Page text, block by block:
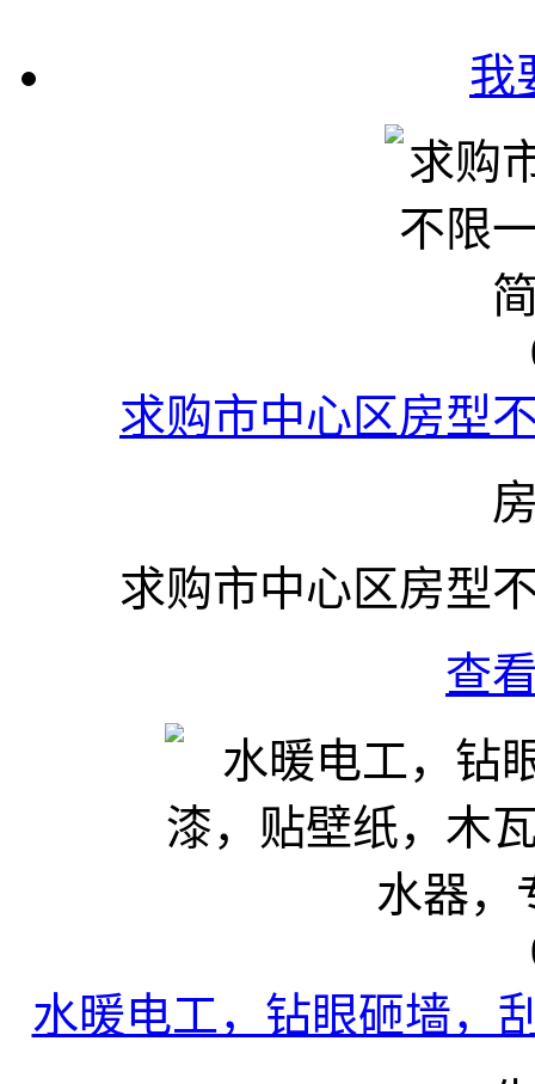
我
求购市中心区房型
求购市中心区房型
查
水暖电工，钻眼砸墙，